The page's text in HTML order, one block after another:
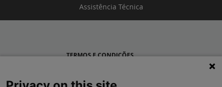
Assistência Técnica
TERMOS E CONDIÇÕES